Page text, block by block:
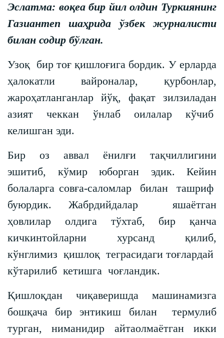
Эслатма: воқеа бир йил олдин Туркиянинг
Газиантеп шаҳрида ўзбек журналисти
билан содир бўлган.
Узоқ бир тоғ қишлоғига бордик. У ерларда
ҳалокатли вайроналар, қурбонлар,
жароҳатланганлар йўқ, фақат зилзиладан
азият чеккан ўнлаб оилалар кўчиб
келишган эди.
Бир оз аввал ёнилғи тақчиллигини
эшитиб, кўмир юборган эдик. Кейин
болаларга совға-саломлар билан ташриф
буюрдик. Жабрдийдалар яшаётган
ҳовлилар олдига тўхтаб, бир қанча
кичкинтойларни хурсанд қилиб,
кўнглимиз қишлоқ теграсидаги тоғлардай
кўтарилиб кетишга чоғландик.
Қишлоқдан чиқаверишда машинамизга
бошқача бир энтикиш билан термулиб
турган, ниманидир айтаолмаётган икки